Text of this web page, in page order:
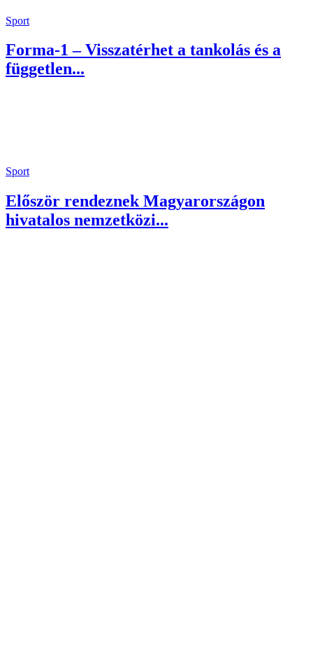
Sport
Forma-1 – Visszatérhet a tankolás és a
független...
Sport
Először rendeznek Magyarországon
hivatalos nemzetközi...